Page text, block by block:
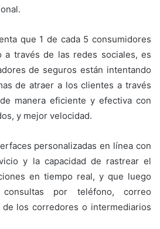
que 1 de cada 5 consumidores
a través de las redes sociales, es
de seguros están intentando
de atraer a los clientes a través
manera eficiente y efectiva con
y mejor velocidad.
personalizadas en línea con
y la capacidad de rastrear el
en tiempo real, y que luego
por teléfono, correo
los corredores o intermediarios